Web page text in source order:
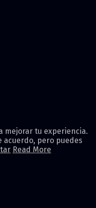
mejorar tu experiencia.
acuerdo, pero puedes
Read More